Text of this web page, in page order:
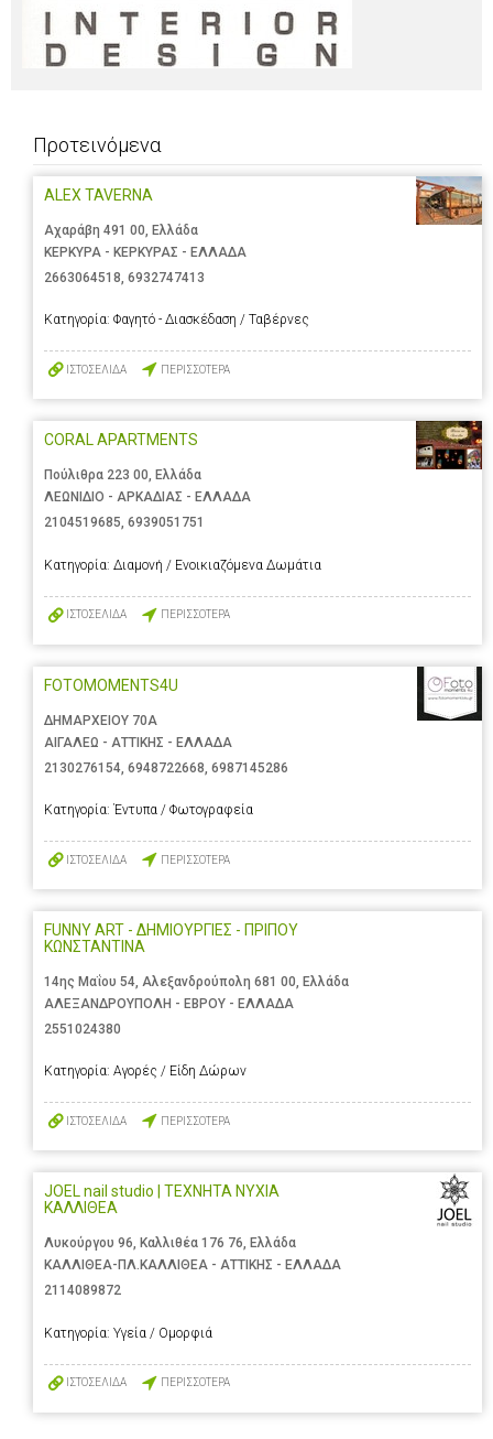
Προτεινόμενα
ALEX TAVERNA
Αχαράβη 491 00, Ελλάδα
ΚΕΡΚΥΡΑ - ΚΕΡΚΥΡΑΣ - ΕΛΛΑΔΑ
2663064518, 6932747413
Κατηγορία: Φαγητό - Διασκέδαση / Ταβέρνες
ΙΣΤΟΣΕΛΙΔΑ ΠΕΡΙΣΣΟΤΕΡΑ
CORAL APARTMENTS
Πούλιθρα 223 00, Ελλάδα
ΛΕΩΝΙΔΙΟ - ΑΡΚΑΔΙΑΣ - ΕΛΛΑΔΑ
2104519685, 6939051751
Κατηγορία: Διαμονή / Ενοικιαζόμενα Δωμάτια
ΙΣΤΟΣΕΛΙΔΑ ΠΕΡΙΣΣΟΤΕΡΑ
FOTOMOMENTS4U
ΔΗΜΑΡΧΕΙΟΥ 70Α
ΑΙΓΑΛΕΩ - ΑΤΤΙΚΗΣ - ΕΛΛΑΔΑ
2130276154 6948722668 6987145286
Κατηγορία: Έντυπα / Φωτογραφεία
ΙΣΤΟΣΕΛΙΔΑ ΠΕΡΙΣΣΟΤΕΡΑ
FUNNY ART - ΔΗΜΙΟΥΡΓΙΕΣ - ΠΡΙΠΟΥ
ΚΩΝΣΤΑΝΤΙΝΑ
14ης Μαΐου 54, Αλεξανδρούπολη 681 00, Ελλάδα
ΑΛΕΞΑΝΔΡΟΥΠΟΛΗ - ΕΒΡΟΥ - ΕΛΛΑΔΑ
2551024380
Κατηγορία: Αγορές / Είδη Δώρων
ΙΣΤΟΣΕΛΙΔΑ ΠΕΡΙΣΣΟΤΕΡΑ
JOEL nail studio | ΤΕΧΝΗΤΑ ΝΥΧΙΑ
ΚΑΛΛΙΘΕΑ
Λυκούργου 96, Καλλιθέα 176 76, Ελλάδα
ΚΑΛΛΙΘΕΑ-ΠΛ.ΚΑΛΛΙΘΕΑ - ΑΤΤΙΚΗΣ - ΕΛΛΑΔΑ
2114089872
Κατηγορία: Υγεία / Ομορφιά
ΙΣΤΟΣΕΛΙΔΑ ΠΕΡΙΣΣΟΤΕΡΑ